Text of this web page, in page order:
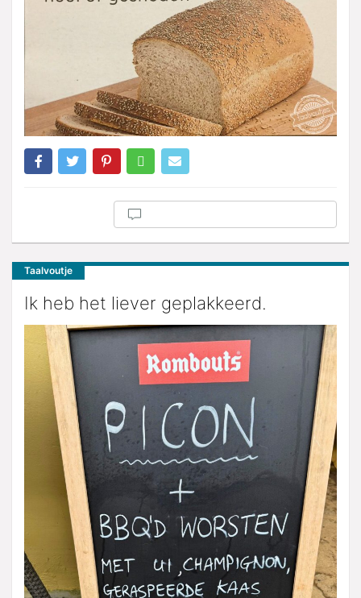
Taalvoutje
Ik heb het liever geplakkeerd.